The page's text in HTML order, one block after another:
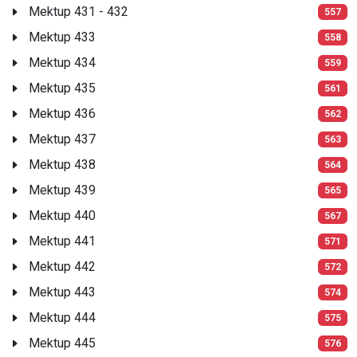
Mektup 431 - 432 557
Mektup 433 558
Mektup 434 559
Mektup 435 561
Mektup 436 562
Mektup 437 563
Mektup 438 564
Mektup 439 565
Mektup 440 567
Mektup 441 571
Mektup 442 572
Mektup 443 574
Mektup 444 575
Mektup 445 576